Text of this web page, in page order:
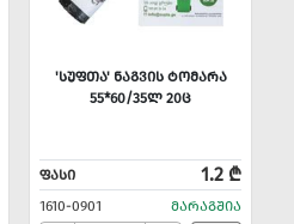
'ᲡᲣᲤᲗᲐ' ᲜᲐᲒᲕᲘᲡ ᲢᲝᲛᲐᲠᲐ
55*60/35Ლ 20Ც
ᲤᲐᲡᲘ 1.2 ₾
1610-0901 ᲛᲐᲠᲐᲒᲨᲘᲐ